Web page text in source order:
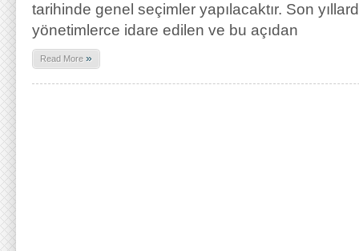
tarihinde genel seçimler yapılacaktır. Son
yönetimlerce idare edilen ve bu açıdan
Read More »